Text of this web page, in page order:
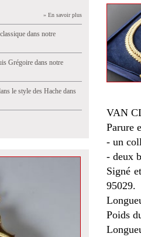
» En savoir plus
dans notre
Grégoire dans notre
le style des Hache dans
VAN
Parure
- un
- deux
Signé
95029.
Poids